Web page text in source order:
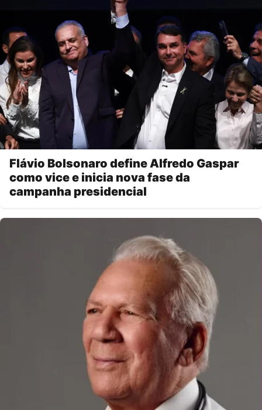
Flávio Bolsonaro define Alfredo Gaspar
como vice e inicia nova fase da
campanha presidencial